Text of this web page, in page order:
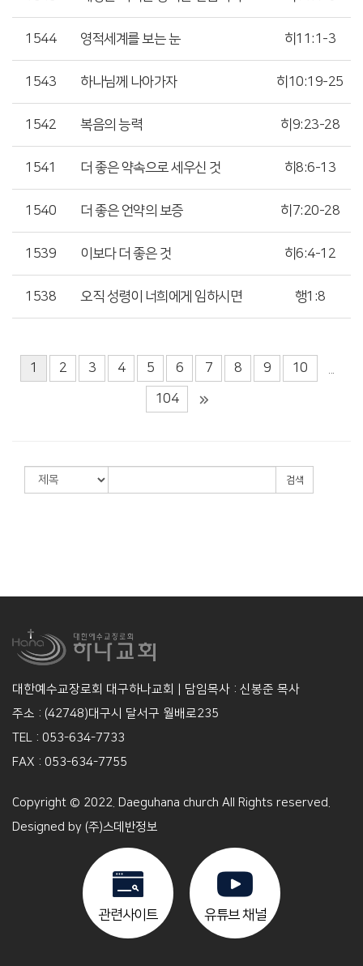
1544 영적세계를 보는 눈 히11:1-3
1543 하나님께 나아가자 히10:19-25
1542 복음의 능력 히9:23-28
1541 더 좋은 약속으로 세우신 것 히8:6-13
1540 더 좋은 언약의 보증 히7:20-28
1539 이보다 더 좋은 것 히6:4-12
1538 오직 성령이 너희에게 임하시면 행1:8
1 2 3 4 5 6 7 8 9 10
104
검색
대한예수교장로회 대구하나교회 | 담임목사 : 신봉준 목사
주소 : (42748)대구시 달서구 월배로235
TEL : 053-634-7733
FAX : 053-634-7755
Copyright © 2022. Daeguhana church All Rights reserved.
Designed by (주)스데반정보
관련사이트 유튜브 채널